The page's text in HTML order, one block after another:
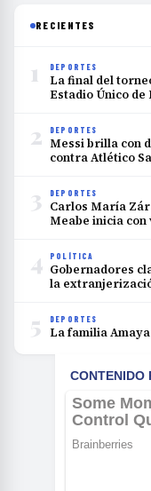
RECIENTES
1 DEPORTES
La final del
Estadio Único de
2 DEPORTES
Messi brilla con
contra Atlético
3 DEPORTES
Carlos María
Meabe inicia con
4 POLÍTICA
Gobernadores
la
5 DEPORTES
La familia